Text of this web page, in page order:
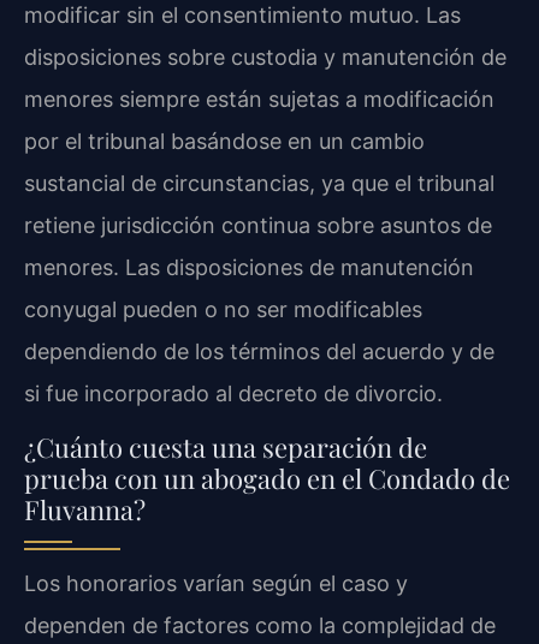
modificar sin el consentimiento mutuo. Las
disposiciones sobre custodia y manutención de
menores siempre están sujetas a modificación
por el tribunal basándose en un cambio
sustancial de circunstancias, ya que el tribunal
retiene jurisdicción continua sobre asuntos de
menores. Las disposiciones de manutención
conyugal pueden o no ser modificables
dependiendo de los términos del acuerdo y de
si fue incorporado al decreto de divorcio.
¿Cuánto cuesta una separación de
prueba con un abogado en el Condado de
Fluvanna?
Los honorarios varían según el caso y
dependen de factores como la complejidad de